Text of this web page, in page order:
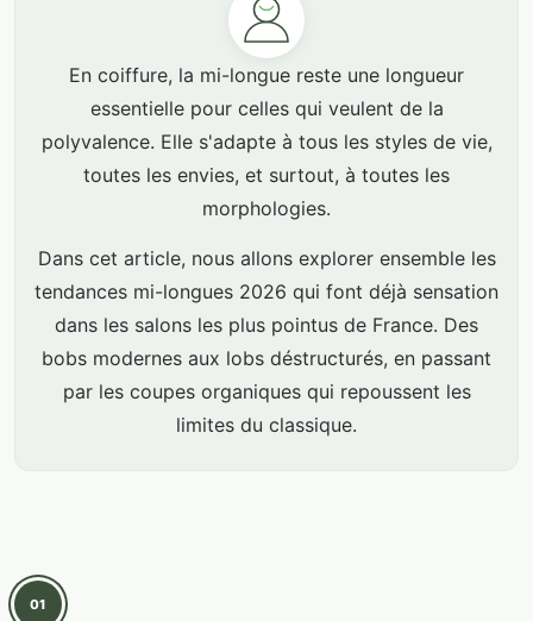
En coiffure, la mi-longue reste une longueur
essentielle pour celles qui veulent de la
polyvalence. Elle s'adapte à tous les styles de vie,
toutes les envies, et surtout, à toutes les
morphologies.
Dans cet article, nous allons explorer ensemble les
tendances mi-longues 2026 qui font déjà sensation
dans les salons les plus pointus de France. Des
bobs modernes aux lobs déstructurés, en passant
par les coupes organiques qui repoussent les
limites du classique.
01